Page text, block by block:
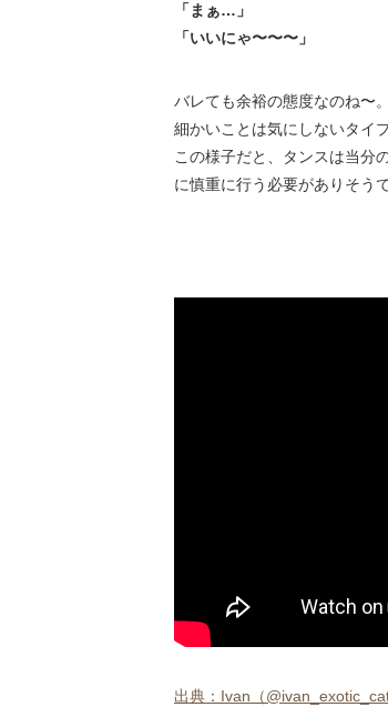
「まぁ…」
「いいにゃ〜〜〜」
バレても余裕の態度なのね〜。
細かいことは気にしないタイ
この様子だと、タンスは当分
に慎重に行う必要がありそう
出典：Ivan（